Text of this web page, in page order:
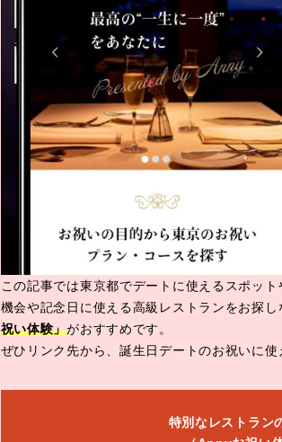
この記事では東京都でデートに使えるスポッ
機会や記念日に使える高級レストランをお探し
祝い体験」がおすすめです。
ぜひリンク先から、誕生日デートのお祝いに使
特別なレストラン